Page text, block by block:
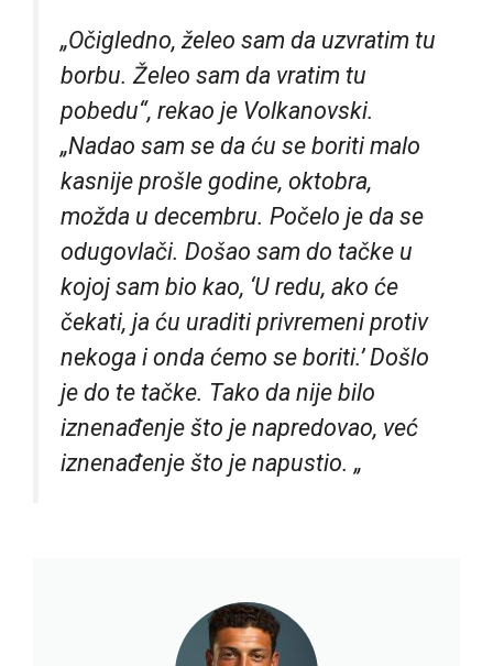
„Očigledno, želeo sam da uzvratim tu
borbu. Želeo sam da vratim tu
pobedu“, rekao je Volkanovski.
„Nadao sam se da ću se boriti malo
kasnije prošle godine, oktobra,
možda u decembru. Počelo je da se
odugovlači. Došao sam do tačke u
kojoj sam bio kao, ‘U redu, ako će
čekati, ja ću uraditi privremeni protiv
nekoga i onda ćemo se boriti.’ Došlo
je do te tačke. Tako da nije bilo
iznenađenje što je napredovao, već
iznenađenje što je napustio. „